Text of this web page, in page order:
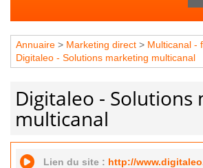
Annuaire > Marketing direct > Multicanal -
Digitaleo - Solutions marketing multicanal
Digitaleo - Solutions
multicanal
Lien du site : http://